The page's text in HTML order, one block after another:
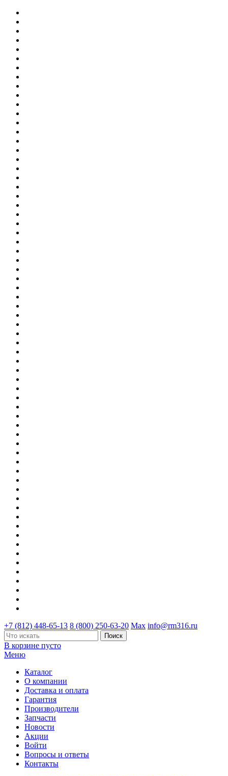
+7 (812) 448-65-13 8 (800) 250-63-20 Max info@rm316.ru
В корзине пусто
Меню
Каталог
О компании
Доставка и оплата
Гарантия
Производители
Запчасти
Новости
Акции
Войти
Вопросы и ответы
Контакты